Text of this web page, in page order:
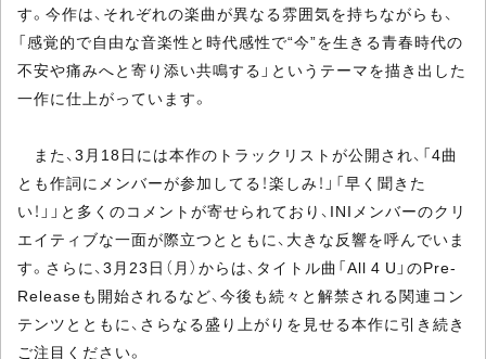
す。今作は、それぞれの楽曲が異なる雰囲気を持ちながらも、
「感覚的で自由な音楽性と時代感性で“今”を生きる青春時代の
不安や痛みへと寄り添い共鳴する」というテーマを描き出した
一作に仕上がっています。
また、3月18日には本作のトラックリストが公開され、「4曲
とも作詞にメンバーが参加してる！楽しみ！」「早く聞きた
い！」」と多くのコメントが寄せられており、INIメンバーのクリ
エイティブな一面が際立つとともに、大きな反響を呼んでいま
す。さらに、3月23日（月）からは、タイトル曲「All 4 U」のPre-
Releaseも開始されるなど、今後も続々と解禁される関連コン
テンツとともに、さらなる盛り上がりを見せる本作に引き続き
ご注目ください。